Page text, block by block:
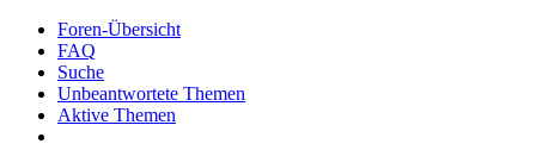
Foren-Übersicht
FAQ
Suche
Unbeantwortete Themen
Aktive Themen